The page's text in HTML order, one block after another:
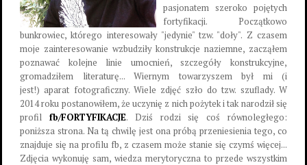
pasjonatem szeroko pojętych
fortyfikacji. Początkowo
bunkrowiec, którego interesowały "jedynie" tzw. "doły". Z czasem
moje zainteresowanie wzbudziły konstrukcje naziemne, zacząłem
poznawać kolejne linie umocnień, szczegóły konstrukcyjne,
gromadziłem literaturę... Wiernym towarzyszem był mi (i
jest!) aparat fotograficzny. Wiele zdjęć szło do tzw. szuflady. W
2014 roku postanowiłem, że uczynię z nich pożytek i tak narodził się
profil fb/FORTYFIKACJE. Dziś rodzi się coś równoległego:
poniższa strona. Na tą chwilę jest ona próbą przeniesienia tego, co
znajduje się na profilu fb, z czasem może stanie się czymś więcej...
Zdjęcia wykonuję sam, wiedza merytoryczna to przede wszystkim